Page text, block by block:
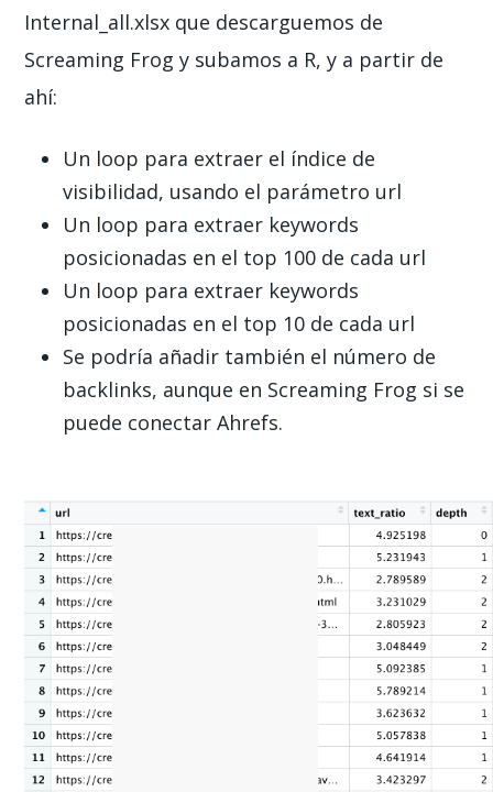
Internal_all.xlsx que descarguemos de
Screaming Frog y subamos a R, y a partir de
ahí:
Un loop para extraer el índice de
visibilidad, usando el parámetro url
Un loop para extraer keywords
posicionadas en el top 100 de cada url
Un loop para extraer keywords
posicionadas en el top 10 de cada url
Se podría añadir también el número de
backlinks, aunque en Screaming Frog si se
puede conectar Ahrefs.